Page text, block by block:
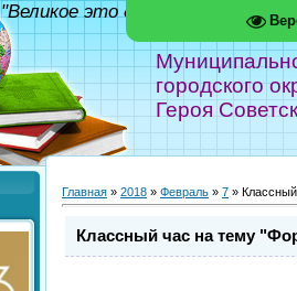
городского
Героя
"Великое это дело - школа!"
Главная » 2018 » Февраль » 7 »
Классный час на тему